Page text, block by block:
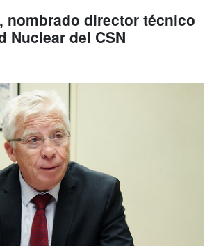
nombrado director técnico
Nuclear del CSN